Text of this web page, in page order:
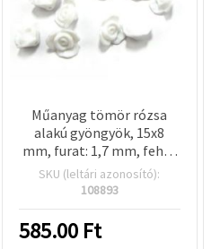
hirdetéseket
jelenítsünk
meg,
beleértve
Az "Összes
elfogadása"
gombra
kattintva
Műanyag tömör rózsa
alakú gyöngyök, 15x8
mm, furat: 1,7 mm, fehér
– DIY ékszerkészítéshez
és kézműves munkákhoz,
SKU (leltári azonosító):
108893
585.00 Ft